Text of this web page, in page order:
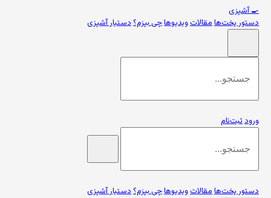
🍳آشپزی
دستور پخت‌هامقالاتویدیوهاچی بپزم؟دستیار آشپزی
ورودثبت‌نام
دستور پخت‌هامقالاتویدیوهاچی بپزم؟دستیار آشپزی